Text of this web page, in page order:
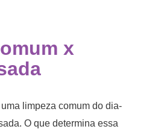
x
limpeza comum do dia-
O que determina essa